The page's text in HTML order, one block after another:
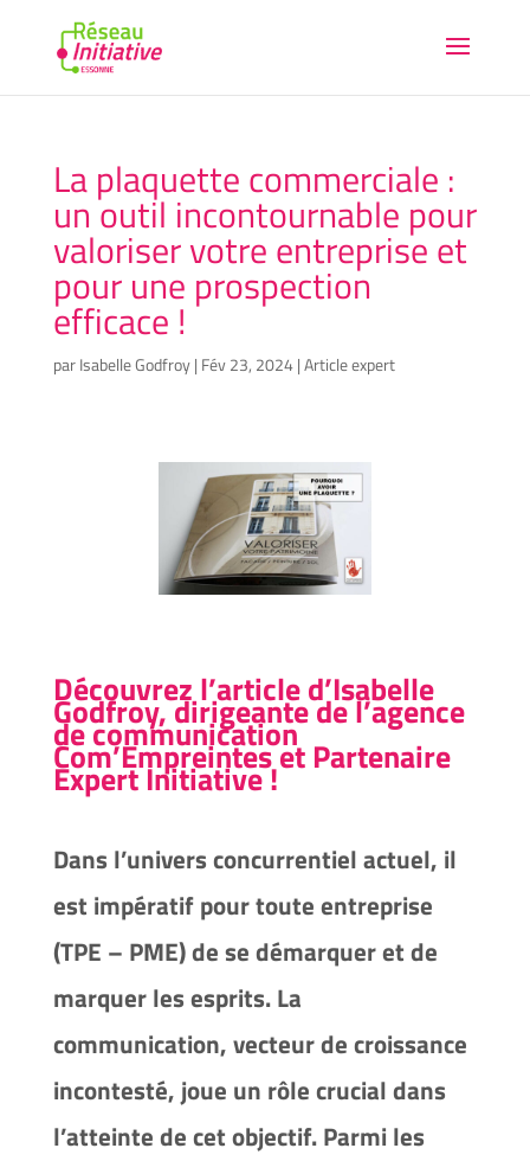
La plaquette commerciale :
un outil incontournable pour
valoriser votre entreprise et
pour une prospection
efficace !
parIsabelle Godfroy| Fév 23, 2024|Article expert
Découvrez l’article d’Isabelle
Godfroy, dirigeante de l’agence
de communication
Com’Empreintes et Partenaire
Expert Initiative !
Dans l’univers concurrentiel actuel, il
est impératif pour toute entreprise
(TPE – PME) de se démarquer et de
marquer les esprits. La
communication, vecteur de croissance
incontesté, joue un rôle crucial dans
l’atteinte de cet objectif. Parmi les